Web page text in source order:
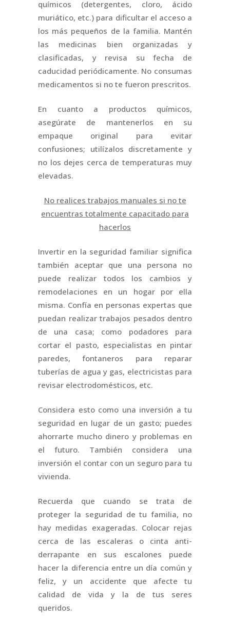
químicos (detergentes, cloro, ácido
muriático, etc.) para dificultar el acceso a
los más pequeños de la familia. Mantén
las medicinas bien organizadas y
clasificadas, y revisa su fecha de
caducidad periódicamente. No consumas
medicamentos si no te fueron prescritos.
En cuanto a productos químicos,
asegúrate de mantenerlos en su
empaque original para evitar
confusiones; utilízalos discretamente y
no los dejes cerca de temperaturas muy
elevadas.
No realices trabajos manuales si no te
encuentras totalmente capacitado para
hacerlos
Invertir en la seguridad familiar significa
también aceptar que una persona no
puede realizar todos los cambios y
remodelaciones en un hogar por ella
misma. Confía en personas expertas que
puedan realizar trabajos pesados dentro
de una casa; como podadores para
cortar el pasto, especialistas en pintar
paredes, fontaneros para reparar
tuberías de agua y gas, electricistas para
revisar electrodomésticos, etc.
Considera esto como una inversión a tu
seguridad en lugar de un gasto; puedes
ahorrarte mucho dinero y problemas en
el futuro. También considera una
inversión el contar con un seguro para tu
vivienda.
Recuerda que cuando se trata de
proteger la seguridad de tu familia, no
hay medidas exageradas. Colocar rejas
cerca de las escaleras o cinta anti-
derrapante en sus escalones puede
hacer la diferencia entre un día común y
feliz, y un accidente que afecte tu
calidad de vida y la de tus seres
queridos.